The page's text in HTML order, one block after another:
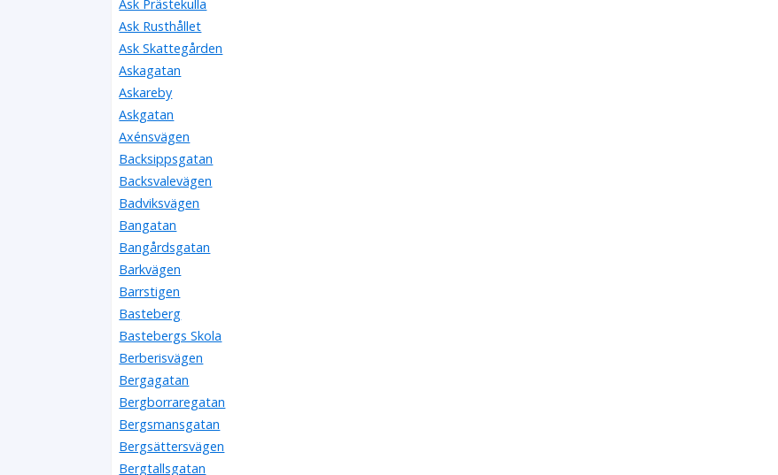
Ask Prästekulla
Ask Rusthållet
Ask Skattegården
Askagatan
Askareby
Askgatan
Axénsvägen
Backsippsgatan
Backsvalevägen
Badviksvägen
Bangatan
Bangårdsgatan
Barkvägen
Barrstigen
Basteberg
Bastebergs Skola
Berberisvägen
Bergagatan
Bergborraregatan
Bergsmansgatan
Bergsättersvägen
Bergtallsgatan